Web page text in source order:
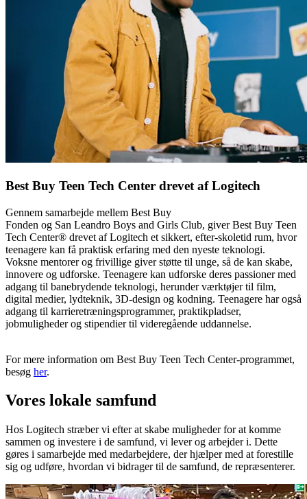
Best Buy Teen Tech Center drevet af Logitech
Gennem samarbejde mellem Best Buy
Fonden og San Leandro Boys and Girls Club, giver Best Buy Teen
Tech Center® drevet af Logitech et sikkert, efter-skoletid rum, hvor
teenagere kan få praktisk erfaring med den nyeste teknologi.
Voksne mentorer og frivillige giver støtte til unge, så de kan skabe,
innovere og udforske. Teenagere kan udforske deres passioner med
adgang til banebrydende teknologi, herunder værktøjer til film,
digital medier, lydteknik, 3D-design og kodning. Teenagere har også
adgang til karrieretræningsprogrammer, praktikpladser,
jobmuligheder og stipendier til videregående uddannelse.
For mere information om Best Buy Teen Tech Center-programmet,
besøg her.
Vores lokale samfund
Hos Logitech stræber vi efter at skabe muligheder for at komme
sammen og investere i de samfund, vi lever og arbejder i. Dette
gøres i samarbejde med medarbejdere, der hjælper med at forestille
sig og udføre, hvordan vi bidrager til de samfund, de repræsenterer.